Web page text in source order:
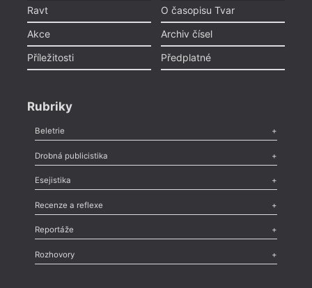
Ravt
Akce
Příležitosti
O časopisu Tvar
Archiv čísel
Předplatné
Rubriky
Beletrie
Poezie,Próza,Dokumenty
Drobná publicistika
Odlesk
Nekrolog,Glosa,Sloupek,Pozvánka,Literární soutěž,
Esejistika
Esej , Pádlo,Úvaha
Recenze a reflexe
Recenze
Méně slov o próze,Celá rubrika
Reportáže
Literární zítřky
Celá rubrika
Rozhovory